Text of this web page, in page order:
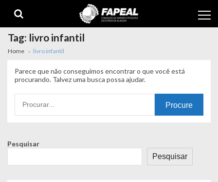
navigation
content
Tag: livro infantil
Home livro infantil
Parece que não conseguimos encontrar o que você está
procurando. Talvez uma busca possa ajudar.
por:
Pesquisar
Pesquisar